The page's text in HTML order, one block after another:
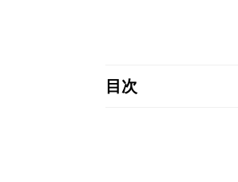
目次